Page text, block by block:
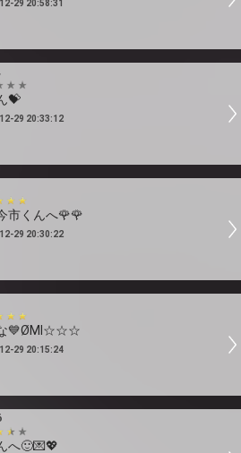
29 20:58:31
💝
29 20:33:12
市くんへ🌹🌹
29 20:30:22
💙ØMI☆☆☆
29 20:15:24
へ🙂💌💖